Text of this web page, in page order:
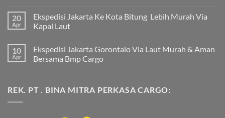
komentar
pada
Ekspedisi
Murah
dan
Terpercaya
Jakarta
ke
20
Apr
Ekspedisi Jakarta Ke Kota Bitung Lebih Murah Via
Kapal Laut
komentar
pada
Ekspedisi
Bitung
Lebih
10
Apr
Ekspedisi Jakarta Gorontalo Via Laut Murah & Aman
Bersama Bmp Cargo
pada
Ekspedisi
REK. PT . BINA MITRA PERKASA CARGO: